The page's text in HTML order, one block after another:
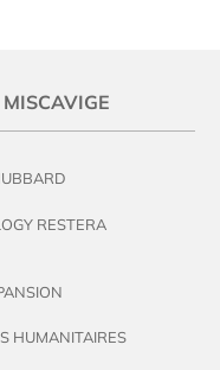
RESTERA
HUMANITAIRES